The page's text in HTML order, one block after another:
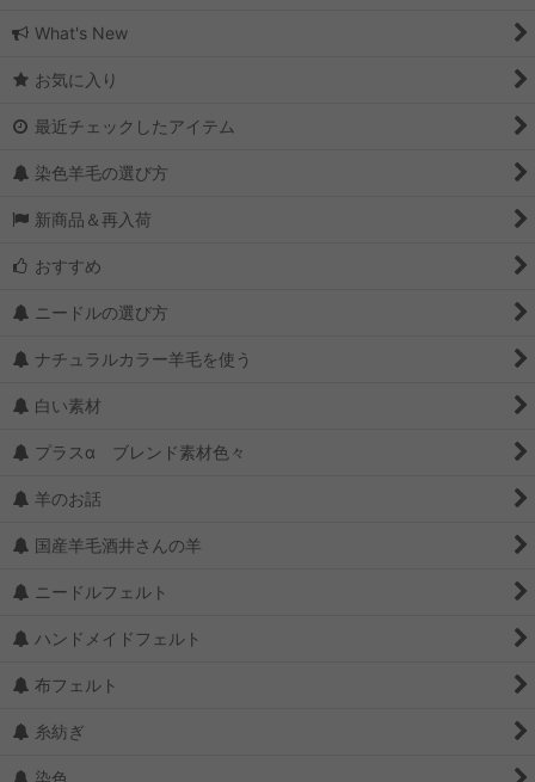
What's New
お気に入り
最近チェックしたアイテム
染色羊毛の選び方
新商品＆再入荷
おすすめ
ニードルの選び方
ナチュラルカラー羊毛を使う
白い素材
プラスα ブレンド素材色々
羊のお話
国産羊毛酒井さんの羊
ニードルフェルト
ハンドメイドフェルト
布フェルト
糸紡ぎ
染色